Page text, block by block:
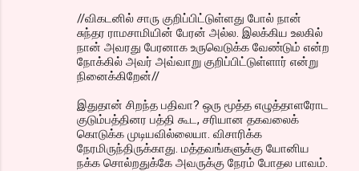
//விகடனில் சாரு குறிப்பிட்டுள்ளது போல் நான்
சுந்தர ராமசாமியின் பேரன் அல்ல. இலக்கிய உலகில்
நான் அவரது பேரனாக உருவெடுக்க வேண்டும் என்ற
நோக்கில் அவர் அவ்வாறு குறிப்பிட்டுள்ளார் என்று
நினைக்கிறேன்//
இதுதான் சிறந்த பதிவா? ஒரு மூத்த எழுத்தாளரோட
குடும்பத்தினர பத்தி கூட, சரியான தகவலைக்
கொடுக்க முடியவில்லையா. விசாரிக்க
நேரமிருந்திருக்காது. மத்தவங்களுக்கு யோனிய
நக்க சொல்றதுக்கே அவருக்கு நேரம் போதல பாவம்.